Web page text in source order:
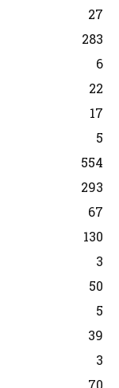
27
283
6
22
17
5
554
293
67
130
3
50
5
39
3
70